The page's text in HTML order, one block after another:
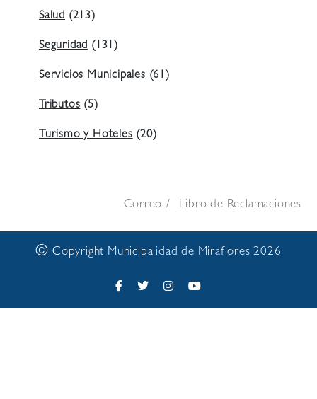
Salud (213)
Seguridad (131)
Servicios Municipales (61)
Tributos (5)
Turismo y Hoteles (20)
Correo Libro de Reclamaciones
© Copyright Municipalidad de Miraflores 2026